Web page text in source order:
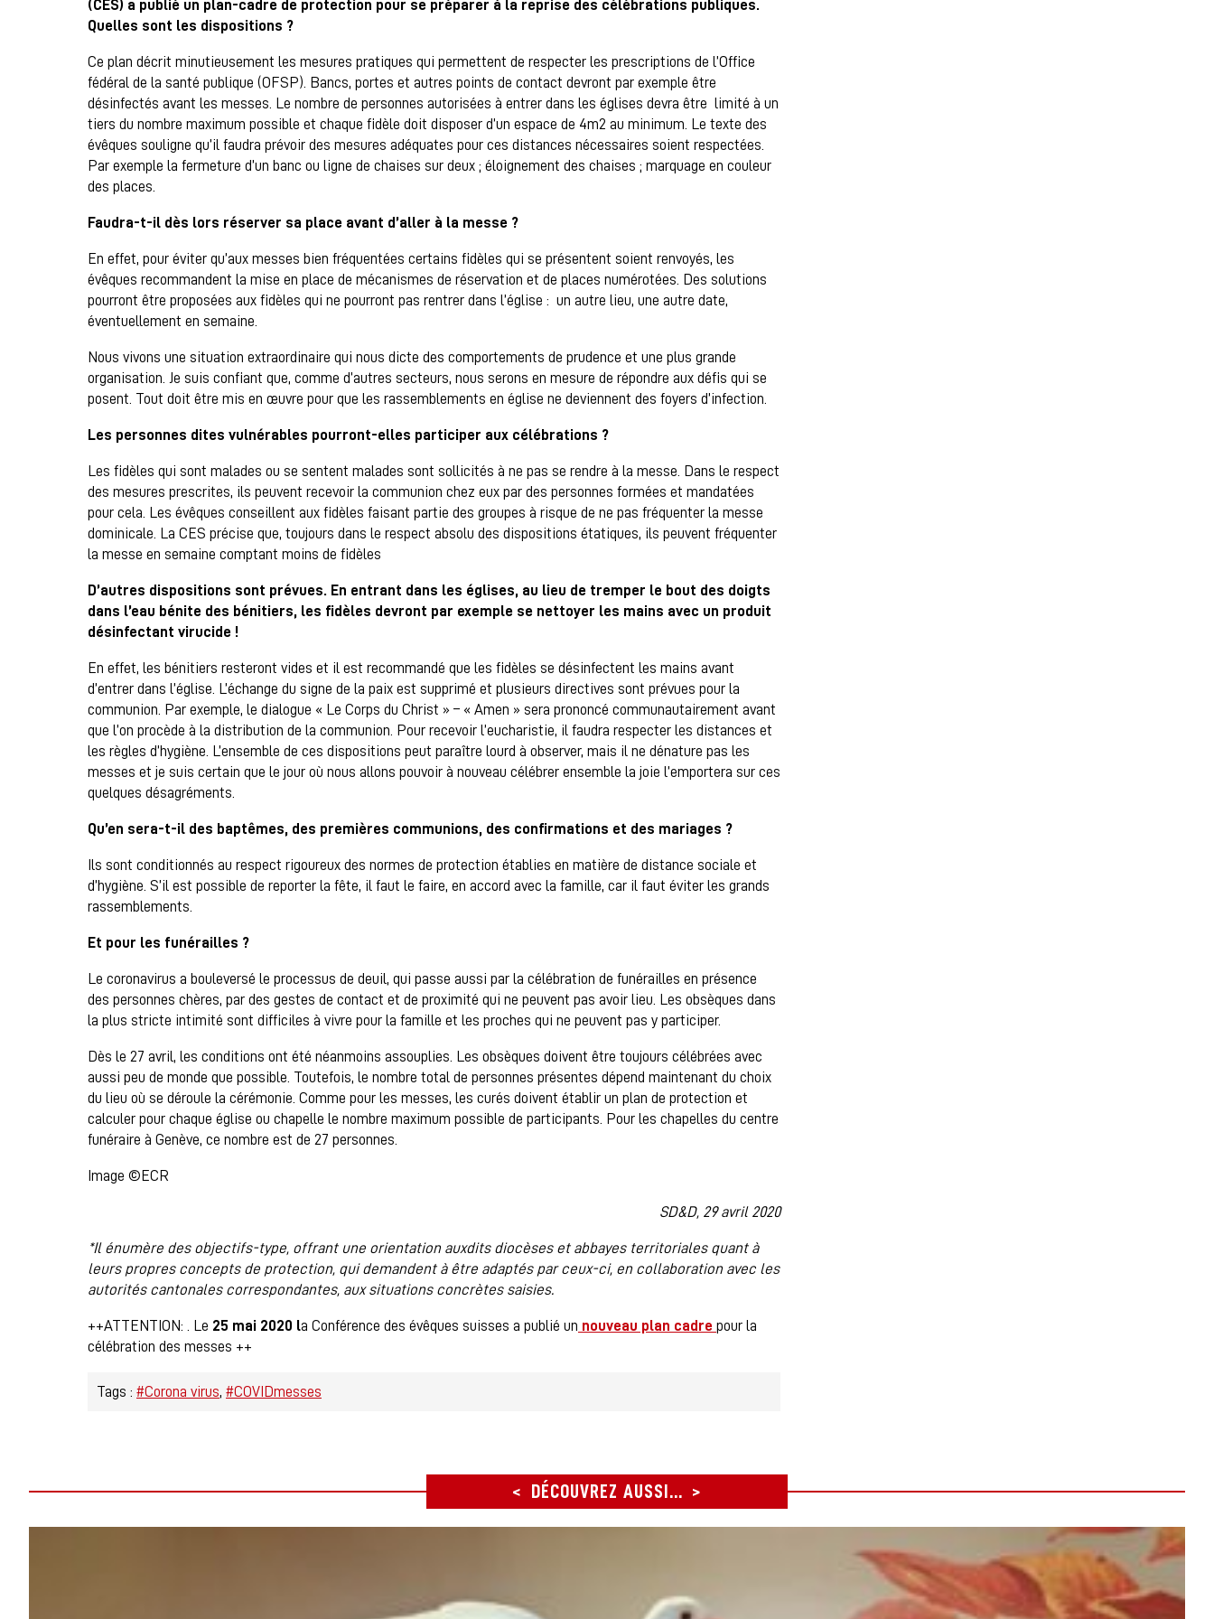
(CES) a publié un plan-cadre de protection pour se préparer à la reprise des célébrations publiques.
Quelles sont les dispositions ?
Ce plan décrit minutieusement les mesures pratiques qui permettent de respecter les prescriptions de l’Office
fédéral de la santé publique (OFSP). Bancs, portes et autres points de contact devront par exemple être
désinfectés avant les messes. Le nombre de personnes autorisées à entrer dans les églises devra être limité à un
tiers du nombre maximum possible et chaque fidèle doit disposer d’un espace de 4m2 au minimum. Le texte des
évêques souligne qu’il faudra prévoir des mesures adéquates pour ces distances nécessaires soient respectées.
Par exemple la fermeture d’un banc ou ligne de chaises sur deux ; éloignement des chaises ; marquage en couleur
des places.
Faudra-t-il dès lors réserver sa place avant d’aller à la messe ?
En effet, pour éviter qu’aux messes bien fréquentées certains fidèles qui se présentent soient renvoyés, les
évêques recommandent la mise en place de mécanismes de réservation et de places numérotées. Des solutions
pourront être proposées aux fidèles qui ne pourront pas rentrer dans l’église : un autre lieu, une autre date,
éventuellement en semaine.
Nous vivons une situation extraordinaire qui nous dicte des comportements de prudence et une plus grande
organisation. Je suis confiant que, comme d’autres secteurs, nous serons en mesure de répondre aux défis qui se
posent. Tout doit être mis en œuvre pour que les rassemblements en église ne deviennent des foyers d’infection.
Les personnes dites vulnérables pourront-elles participer aux célébrations ?
Les fidèles qui sont malades ou se sentent malades sont sollicités à ne pas se rendre à la messe. Dans le respect
des mesures prescrites, ils peuvent recevoir la communion chez eux par des personnes formées et mandatées
pour cela. Les évêques conseillent aux fidèles faisant partie des groupes à risque de ne pas fréquenter la messe
dominicale. La CES précise que, toujours dans le respect absolu des dispositions étatiques, ils peuvent fréquenter
la messe en semaine comptant moins de fidèles
D’autres dispositions sont prévues. En entrant dans les églises, au lieu de tremper le bout des doigts
dans l’eau bénite des bénitiers, les fidèles devront par exemple se nettoyer les mains avec un produit
désinfectant virucide !
En effet, les bénitiers resteront vides et il est recommandé que les fidèles se désinfectent les mains avant
d’entrer dans l’église. L’échange du signe de la paix est supprimé et plusieurs directives sont prévues pour la
communion. Par exemple, le dialogue « Le Corps du Christ » – « Amen » sera prononcé communautairement avant
que l’on procède à la distribution de la communion. Pour recevoir l’eucharistie, il faudra respecter les distances et
les règles d’hygiène. L’ensemble de ces dispositions peut paraître lourd à observer, mais il ne dénature pas les
messes et je suis certain que le jour où nous allons pouvoir à nouveau célébrer ensemble la joie l’emportera sur ces
quelques désagréments.
Qu’en sera-t-il des baptêmes, des premières communions, des confirmations et des mariages ?
Ils sont conditionnés au respect rigoureux des normes de protection établies en matière de distance sociale et
d’hygiène. S’il est possible de reporter la fête, il faut le faire, en accord avec la famille, car il faut éviter les grands
rassemblements.
Et pour les funérailles ?
Le coronavirus a bouleversé le processus de deuil, qui passe aussi par la célébration de funérailles en présence
des personnes chères, par des gestes de contact et de proximité qui ne peuvent pas avoir lieu. Les obsèques dans
la plus stricte intimité sont difficiles à vivre pour la famille et les proches qui ne peuvent pas y participer.
Dès le 27 avril, les conditions ont été néanmoins assouplies. Les obsèques doivent être toujours célébrées avec
aussi peu de monde que possible. Toutefois, le nombre total de personnes présentes dépend maintenant du choix
du lieu où se déroule la cérémonie. Comme pour les messes, les curés doivent établir un plan de protection et
calculer pour chaque église ou chapelle le nombre maximum possible de participants. Pour les chapelles du centre
funéraire à Genève, ce nombre est de 27 personnes.
Image ©ECR
SD&D, 29 avril 2020
*Il énumère des objectifs-type, offrant une orientation auxdits diocèses et abbayes territoriales quant à
leurs propres concepts de protection, qui demandent à être adaptés par ceux-ci, en collaboration avec les
autorités cantonales correspondantes, aux situations concrètes saisies.
++ATTENTION: . Le 25 mai 2020 la Conférence des évêques suisses a publié un nouveau plan cadre pour la
célébration des messes ++
Tags : #Corona virus #COVIDmesses
DÉCOUVREZ AUSSI...